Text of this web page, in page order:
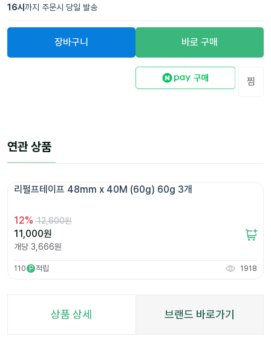
16시 까지 주문시 당일 발송
장바구니 바로 구매
찜
연관 상품
12% 12,600원
11,000원
개당 3,666원
110 P 적립 1918
상품 상세 브랜드 바로가기